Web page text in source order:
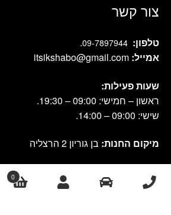
צור קשר
טלפון: 09-7897944
.
אמייל: itsikshabo@gmail.com
שעות פעילות:
ראשון – חמישי: 09:00 – 19:30.
שישי: 09:00 – 14:00.
מיקום החנות: בן גוריון 2 הרצליה
cook shop 2021 © אתר זה נבנה ועוצב על-ידי 0